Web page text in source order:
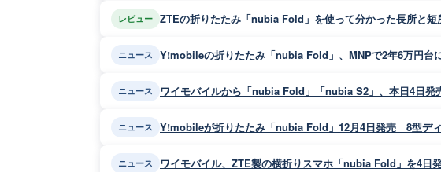
レビュー ZTEの折りたたみ「nubia Fold」を使って分かった長所と
ニュース Y!mobileの折りたたみ「nubia Fold」、MNPで2年6万円台
ニュース ワイモバイルから「nubia Fold」「nubia S2」、本日4日発
ニュース Y!mobileが折りたたみ「nubia Fold」12月4日発売 8型デ
ニュース ワイモバイル、ZTE製の横折りスマホ「nubia Fold」を4日